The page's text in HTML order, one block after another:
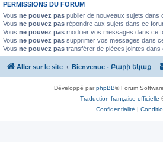
PERMISSIONS DU FORUM
Vous ne pouvez pas publier de nouveaux sujets dans
Vous ne pouvez pas répondre aux sujets dans ce
Vous ne pouvez pas modifier vos messages dans ce
Vous ne pouvez pas supprimer vos messages dans
Vous ne pouvez pas transférer de pièces jointes dans
Aller sur le site Bienvenue - Բարի եկաք
Développé parphpBB® Forum
Traduction française officielle
Confidentialité |